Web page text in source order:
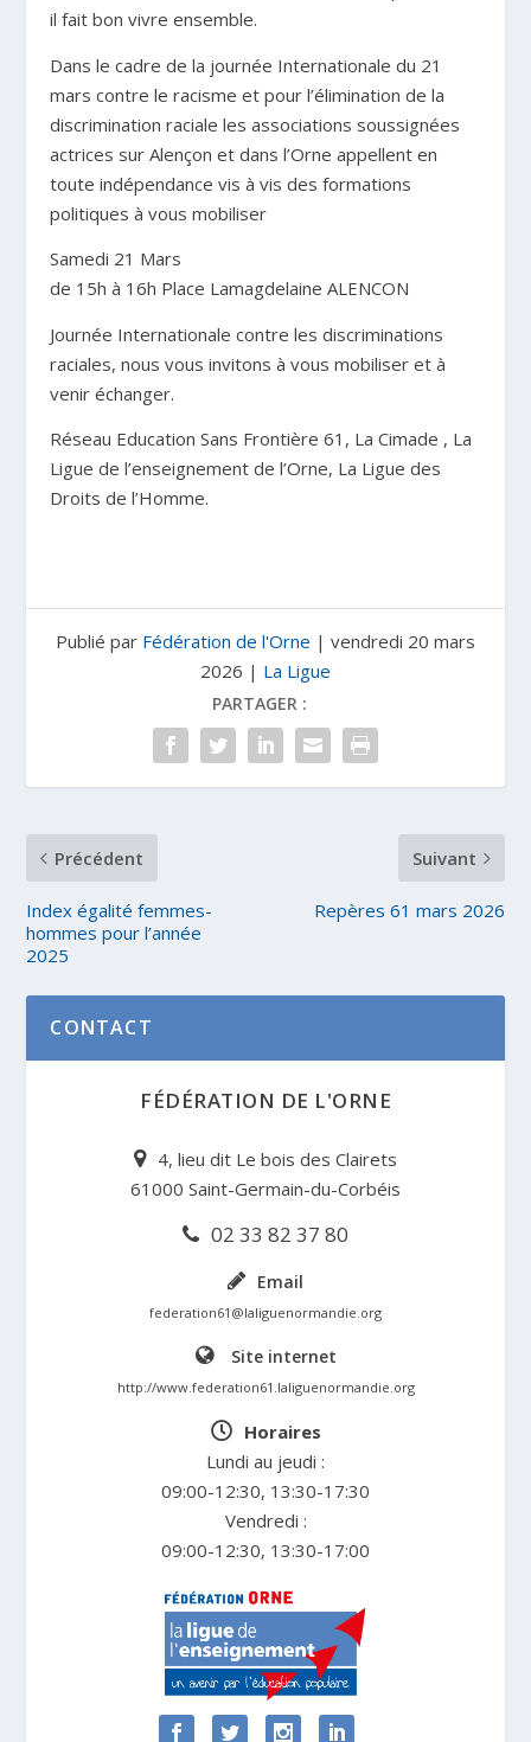
il fait bon vivre ensemble.
Dans le cadre de la journée Internationale du 21
mars contre le racisme et pour l’élimination de la
discrimination raciale les associations soussignées
actrices sur Alençon et dans l’Orne appellent en
toute indépendance vis à vis des formations
politiques à vous mobiliser
Samedi 21 Mars
de 15h à 16h Place Lamagdelaine ALENCON
Journée Internationale contre les discriminations
raciales, nous vous invitons à vous mobiliser et à
venir échanger.
Réseau Education Sans Frontière 61, La Cimade , La
Ligue de l’enseignement de l’Orne, La Ligue des
Droits de l’Homme.
Publié par Fédération de l'Orne | vendredi 20 mars
2026 | La Ligue
PARTAGER :
Précédent
Index égalité femmes-
hommes pour l’année
2025
Suivant
Repères 61 mars 2026
CONTACT
FÉDÉRATION DE L'ORNE
4, lieu dit Le bois des Clairets
61000 Saint-Germain-du-Corbéis
02 33 82 37 80
Email
federation61@laliguenormandie.org
Site internet
http://www.federation61.laliguenormandie.org
Horaires
Lundi au jeudi :
09:00-12:30, 13:30-17:30
Vendredi :
09:00-12:30, 13:30-17:00